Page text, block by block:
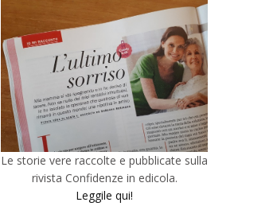
Le storie vere raccolte e pubblicate sulla
rivista Confidenze in edicola.
Leggile qui!